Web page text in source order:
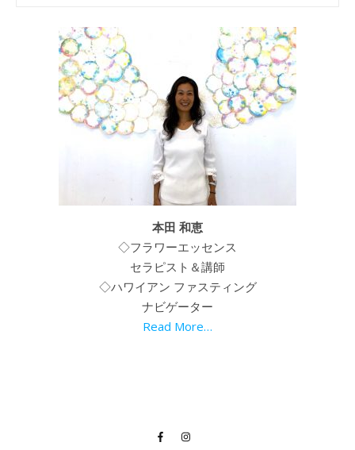
本田 和恵
◇フラワーエッセンス
セラピスト＆講師
◇ハワイアン ファスティング
ナビゲーター
Read More…